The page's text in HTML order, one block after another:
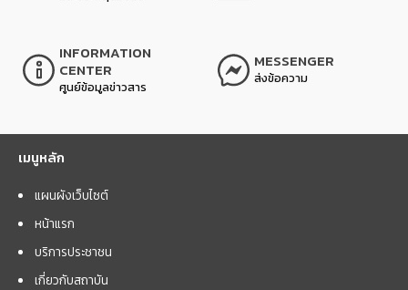
INFORMATION
CENTER
ศูนย์ข้อมูลข่าวสาร
MESSENGER
ส่งข้อความ
เมนูหลัก
แผนผังเว็บไซต์
หน้าแรก
บริการประชาชน
เกี่ยวกับสถาบัน